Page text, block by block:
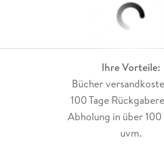
Ihre Vorteile:
Bücher
100 Tage
Abholung in über 100
uvm.